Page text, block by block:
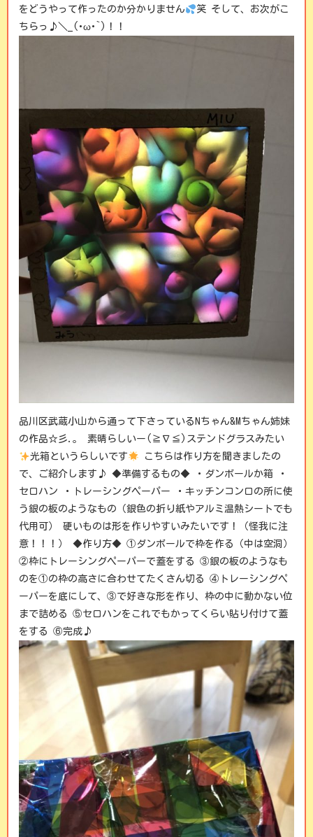
をどうやって作ったのか分かりません
笑 そして、お次がこ
ちらっ♪＼_(･ω･`)！！
品川区武蔵小山から通って下さっているNちゃん&Mちゃん姉妹
の作品☆彡.。 素晴らしいー(≧∇≦)ステンドグラスみたい
光箱というらしいです
こちらは作り方を聞きましたの
で、ご紹介します♪ ◆準備するもの◆ ・ダンボールか箱 ・
セロハン ・トレーシングペーパー ・キッチンコンロの所に使
う銀の板のようなもの（銀色の折り紙やアルミ温熱シートでも
代用可） 硬いものは形を作りやすいみたいです！（怪我に注
意！！！） ◆作り方◆ ①ダンボールで枠を作る（中は空洞）
②枠にトレーシングペーパーで蓋をする ③銀の板のようなも
のを①の枠の高さに合わせてたくさん切る ④トレーシングペ
ーパーを底にして、③で好きな形を作り、枠の中に動かない位
まで詰める ⑤セロハンをこれでもかってくらい貼り付けて蓋
をする ⑥完成♪